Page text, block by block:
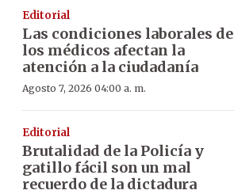
Editorial
Las condiciones laborales de
los médicos afectan la
atención a la ciudadanía
Agosto 7, 2026 04:00 a. m.
Editorial
Brutalidad de la Policía y
gatillo fácil son un mal
recuerdo de la dictadura